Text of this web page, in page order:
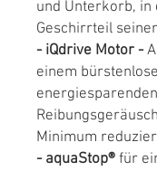
und Unterkorb, in
Geschirrteil
- iQdrive Motor -
einem
Minimum
- aquaStop® für